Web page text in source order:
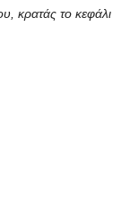
κρατάς το κεφάλι